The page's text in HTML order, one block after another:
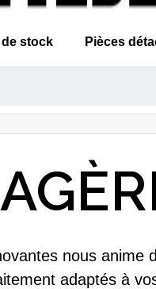
stock Pièces
nous anime
adaptés à